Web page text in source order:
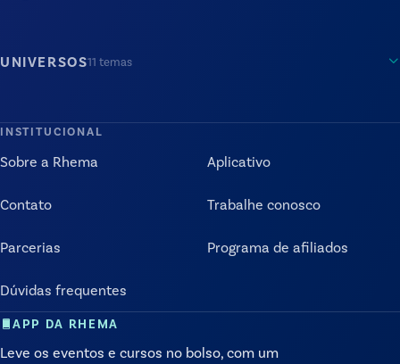
UNIVERSOS11 temas
INSTITUCIONAL
Sobre a Rhema Aplicativo
Contato Trabalhe conosco
Parcerias Programa de afiliados
Dúvidas frequentes
APP DA RHEMA
Leve os eventos e cursos no bolso, com um